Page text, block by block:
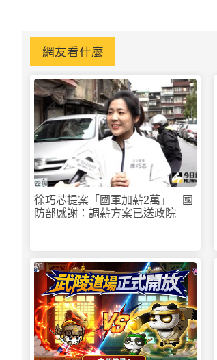
網友看什麼
徐巧芯提案「國軍加薪2萬」 國
防部感謝：調薪方案已送政院
PR